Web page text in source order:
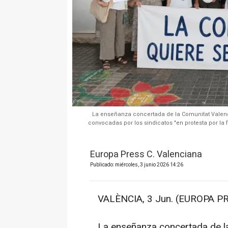
La enseñanza concertada de la Comunitat
convocadas por los sindicatos "en protesta por
Europa Press C. Valenciana
Publicado: miércoles, 3 junio 2026 14:26
VALÈNCIA, 3 Jun. (EUROPA